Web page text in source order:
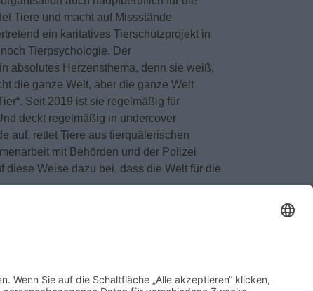
Tiere und macht auf Missstände
ein karitatives Tierschutzprojekt in
Tierpsychologie. Der
absolutes Herzensthema, denn sie weiß,
die ganze Welt, aber die ganze Welt
Seit 2019 ist sie regelmäßig für
deckt regelmäßig in undercover
auf, rettet Tiere aus tierquälerischen
mit Behörden und der Polizei
diese Weise dazu bei, dass die Welt für die